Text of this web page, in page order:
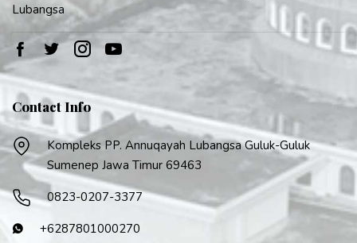
Lubangsa
Contact Info
Kompleks PP. Annuqayah Lubangsa Guluk-Guluk
Sumenep Jawa Timur 69463
0823-0207-3377
+6287801000270